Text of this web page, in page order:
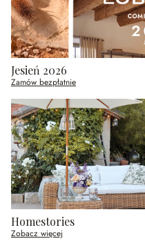
Jesień 2026
Zamów bezpłatnie
Homestories
Zobacz więcej